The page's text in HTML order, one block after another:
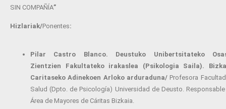
SIN COMPAÑÍA”
Hizlariak/Ponentes:
Pilar Castro Blanco. Deustuko Unibertsitateko
Zientzien Fakultateko irakaslea (Psikologia Saila).
Caritaseko Adinekoen Arloko arduraduna/ Profesora
Salud (Dpto. de Psicología) Universidad de Deusto.
Área de Mayores de Cáritas Bizkaia.